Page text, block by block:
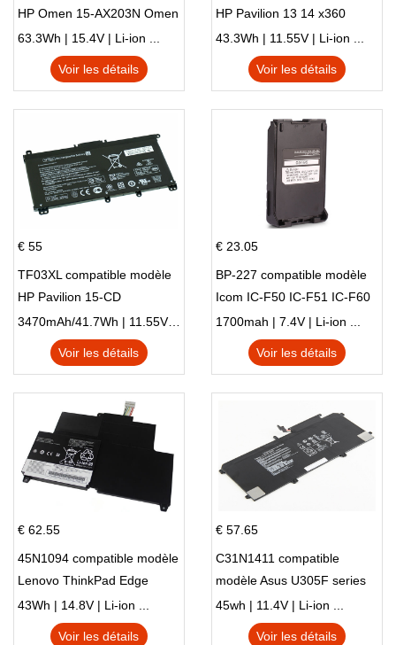
HP Omen 15-AX203N Omen
15 Series Pavilion 15 Series
63.3Wh | 15.4V | Li-ion ...
Voir les détails
HP Pavilion 13 14 x360
L83388-AC1 L83388-421
HSTNN-LB8S M01118-421
M01144-005 13-BB 14-DV
43.3Wh | 11.55V | Li-ion ...
Voir les détails
€ 55
TF03XL compatible modèle
HP Pavilion 15-CD
3470mAh/41.7Wh | 11.55V | Li-ion ...
Voir les détails
€ 23.05
BP-227 compatible modèle
Icom IC-F50 IC-F51 IC-F60
IC-F61 IC-M87
1700mah | 7.4V | Li-ion ...
Voir les détails
€ 62.55
45N1094 compatible modèle
Lenovo ThinkPad Edge
S230u Twist
43Wh | 14.8V | Li-ion ...
Voir les détails
€ 57.65
C31N1411 compatible
modèle Asus U305F series
45wh | 11.4V | Li-ion ...
Voir les détails